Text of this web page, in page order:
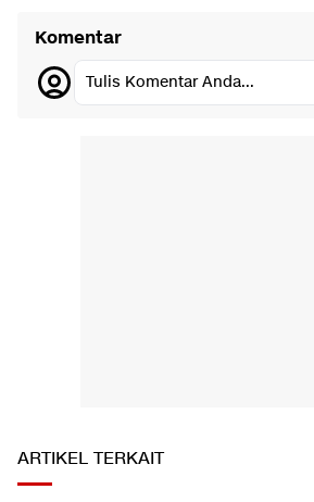
Komentar
Tulis Komentar Anda...
ARTIKEL TERKAIT